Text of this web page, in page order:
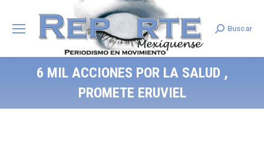
Search:
Buscar
6 MIL ACCIONES POR LA SALUD ,
PROMETE ERUVIEL